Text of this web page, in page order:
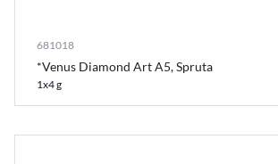
681018
*Venus Diamond Art A5, Spruta
1x4 g